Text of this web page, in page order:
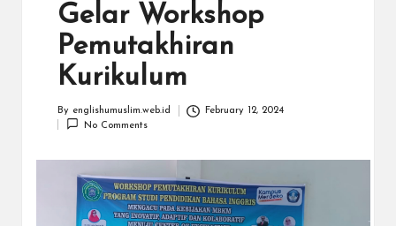
Gelar Workshop
Pemutakhiran
Kurikulum
By englishumuslim.web.id
February 12, 2024
No Comments